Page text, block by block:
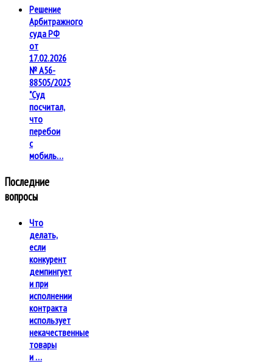
Решение
Арбитражного
суда РФ
от
17.02.2026
№ А56-
88505/2025
"Суд
посчитал,
что
перебои
с
мобиль…
Последние
вопросы
Что
делать,
если
конкурент
демпингует
и при
исполнении
контракта
использует
некачественные
товары
и …